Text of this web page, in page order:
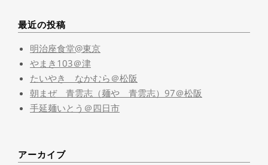
最近の投稿
明治座食堂@東京
やまき103＠津
たいやき なかむら＠松阪
朝まぜ 青雲志（麺や 青雲志）97＠松阪
手延麺いとう＠四日市
アーカイブ